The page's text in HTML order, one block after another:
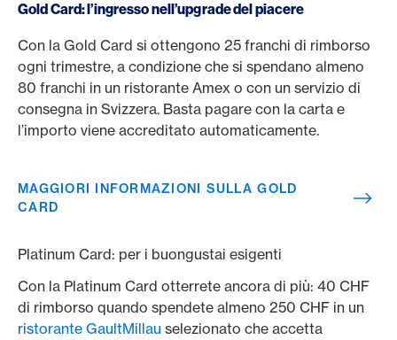
Gold Card: l’ingresso nell’upgrade del piacere
Con la Gold Card si ottengono 25 franchi di rimborso
ogni trimestre, a condizione che si spendano almeno
80 franchi in un ristorante Amex o con un servizio di
consegna in Svizzera. Basta pagare con la carta e
l’importo viene accreditato automaticamente.
MAGGIORI INFORMAZIONI SULLA GOLD
CARD
Platinum Card: per i buongustai esigenti
Con la Platinum Card otterrete ancora di più: 40 CHF
di rimborso quando spendete almeno 250 CHF in un
ristorante GaultMillau selezionato che accetta